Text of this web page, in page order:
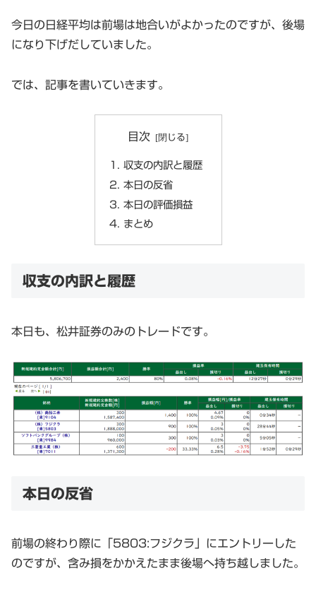
今日の日経平均は前場は地合いがよかったのですが、後場
になり下げだしていました。
では、記事を書いていきます。
目次
収支の内訳と履歴
本日の反省
本日の評価損益
まとめ
収支の内訳と履歴
本日も、松井証券のみのトレードです。
本日の反省
前場の終わり際に「5803:フジクラ」にエントリーした
のですが、含み損をかかえたまま後場へ持ち越しました。